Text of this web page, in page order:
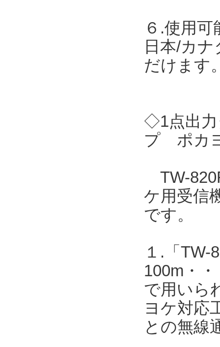
６.使用可
日本/カ
だけます
◇1点出力
プ ポカ
TW-
ケ用受信
です。
１.「TW-
100m・
で用いら
ヨケ対応
との無線